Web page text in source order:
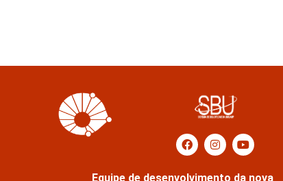
Equipe de desenvolvimento da nova